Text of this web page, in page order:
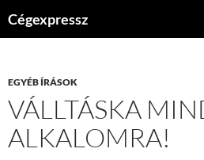
Cégexpressz
EGYÉB ÍRÁSOK
VÁLLTÁSKA
ALKALOMRA!